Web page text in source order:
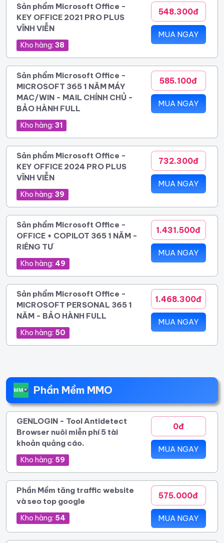
Sản phẩm Microsoft Office -
KEY OFFICE 2021 PRO PLUS
VĨNH VIỄN
Kho hàng: 38
548.300đ
MUA NGAY
Sản phẩm Microsoft Office -
MICROSOFT 365 1 NĂM MÁY
MAC/WIN - MAIL CHÍNH CHỦ -
BẢO HÀNH FULL
Kho hàng: 31
585.100đ
MUA NGAY
Sản phẩm Microsoft Office -
KEY OFFICE 2024 PRO PLUS
VĨNH VIỄN
Kho hàng: 39
732.300đ
MUA NGAY
Sản phẩm Microsoft Office -
OFFICE + COPILOT 365 1 NĂM -
RIÊNG TƯ
Kho hàng: 49
1.431.500đ
MUA NGAY
Sản phẩm Microsoft Office -
MICROSOFT PERSONAL 365 1
NĂM - BẢO HÀNH FULL
Kho hàng: 50
1.468.300đ
MUA NGAY
Phần Mềm MMO
GENLOGIN - Tool Antidetect
Browser nuôi miễn phí 5 tài
khoản quảng cáo.
Kho hàng: 59
0đ
MUA NGAY
Phần Mềm tăng traffic website
và seo top google
Kho hàng: 54
575.000đ
MUA NGAY